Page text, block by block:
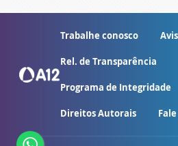
Trabalhe conosco
Rel. de Transparência
Programa de Integridade
Direitos Autorais